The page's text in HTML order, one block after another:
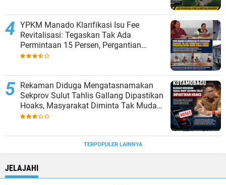
YPKM Manado Klarifikasi Isu Fee
Revitalisasi: Tegaskan Tak Ada
Permintaan 15 Persen, Pergantian
Kepsek Murni Sesuai Aturan
Rekaman Diduga Mengatasnamakan
Sekprov Sulut Tahlis Gallang Dipastikan
Hoaks, Masyarakat Diminta Tak Mudah
Percaya
TERPOPULER LAINNYA
JELAJAHI